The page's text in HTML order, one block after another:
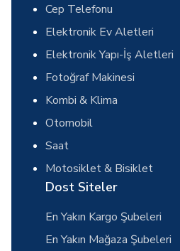
Cep Telefonu
Elektronik Ev Aletleri
Elektronik Yapı-İş Aletleri
Fotoğraf Makinesi
Kombi & Klima
Otomobil
Saat
Motosiklet & Bisiklet
Dost Siteler
En Yakın Kargo Şubeleri
En Yakın Mağaza Şubeleri